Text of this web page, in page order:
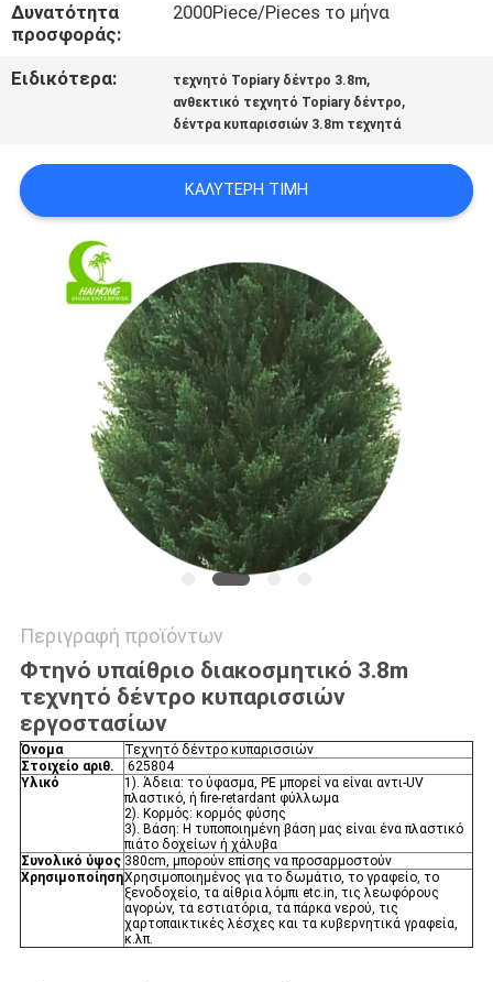
ΕΠΙΚΟΙΝΩΝΉΣΤΕ
ΜΑΖΊ
ΕΙΔΉΣΕΙΣ
ΥΠΟΘΈΣΕΙΣ
ΖΗΤΉΣΤΕ
ΠΡΟΣΦΟΡΆ
SITEMAP
ΠΟΛΙΤΙΚΉ
ΑΠΟΡΡΉΤΟΥ
Δυνατότητα
προσφοράς:
2000Piece/Pieces το μήνα
Ειδικότερα: τεχνητό Topiary δέντρο 3.8m,
ανθεκτικό τεχνητό Topiary δέντρο,
δέντρα κυπαρισσιών 3.8m τεχνητά
ΚΑΛΎΤΕΡΗ ΤΙΜΉ
Περιγραφή προϊόντων
Φτηνό υπαίθριο διακοσμητικό 3.8m
τεχνητό δέντρο κυπαρισσιών
εργοστασίων
Όνομα
Τεχνητό δέντρο κυπαρισσιών
Στοιχείο αριθ.
625804
Υλικό
1). Άδεια: το ύφασμα, PE μπορεί να είναι αντι-UV
πλαστικό, ή fire-retardant φύλλωμα
2). Κορμός: κορμός φύσης
3). Βάση: Η τυποποιημένη βάση μας είναι ένα πλαστικό
πιάτο δοχείων ή χάλυβα
Συνολικό ύψος 380cm, μπορούν επίσης να προσαρμοστούν
ΧρησιμοποίησηΧρησιμοποιημένος για το δωμάτιο, το γραφείο, το
ξενοδοχείο, τα αίθρια λόμπι etc.in, τις λεωφόρους
αγορών, τα εστιατόρια, τα πάρκα νερού, τις
χαρτοπαικτικές λέσχες και τα κυβερνητικά γραφεία,
κ.λπ.